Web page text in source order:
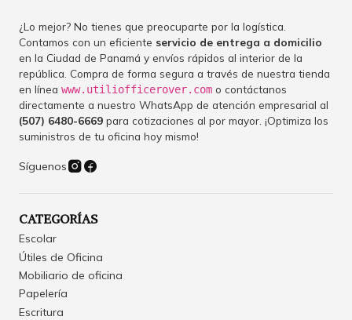
¿Lo mejor? No tienes que preocuparte por la logística.
Contamos con un eficiente servicio de entrega a domicilio
en la Ciudad de Panamá y envíos rápidos al interior de la
república. Compra de forma segura a través de nuestra tienda
en línea www.utiliofficerover.com o contáctanos
directamente a nuestro WhatsApp de atención empresarial al
(507) 6480-6669 para cotizaciones al por mayor. ¡Optimiza los
suministros de tu oficina hoy mismo!
Síguenos
CATEGORÍAS
Escolar
Útiles de Oficina
Mobiliario de oficina
Papelería
Escritura